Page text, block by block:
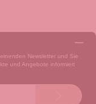
Newsletter und Sie
und Angebote informiert